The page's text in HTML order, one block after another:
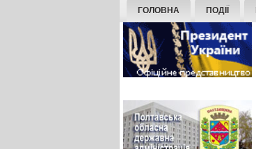
ГОЛОВНА ПОДІЇ